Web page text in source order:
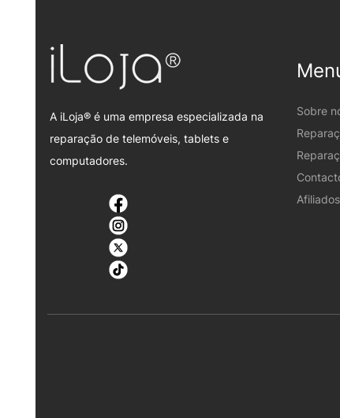
A iLoja® é uma empresa especializada na
reparação de telemóveis, tablets e
computadores.
Sobre
Afiliados